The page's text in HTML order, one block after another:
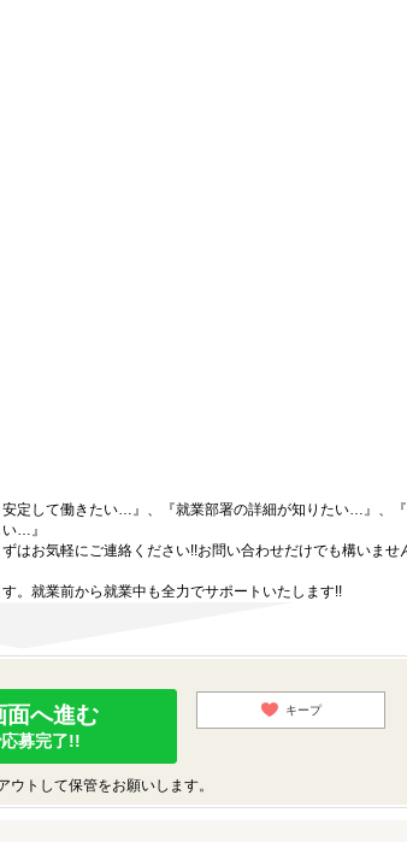
定して働きたい…』、『就業部署の詳細が知りたい…』、
…』
はお気軽にご連絡ください!!お問い合わせだけでも構いませ
。就業前から就業中も全力でサポートいたします!!
面へ進む
募完了!!
キープ
トして保管をお願いします。